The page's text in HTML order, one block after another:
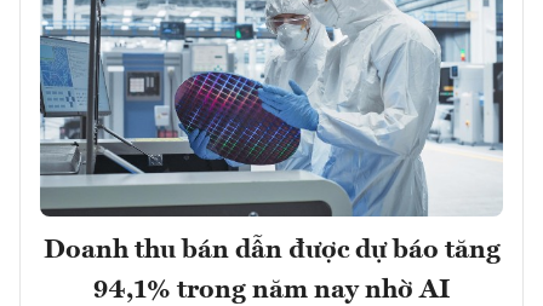
Doanh thu bán dẫn được dự báo tăng
94,1% trong năm nay nhờ AI